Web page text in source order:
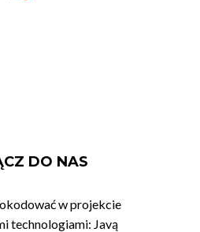
DO NAS
w projekcie
technologiami: Javą